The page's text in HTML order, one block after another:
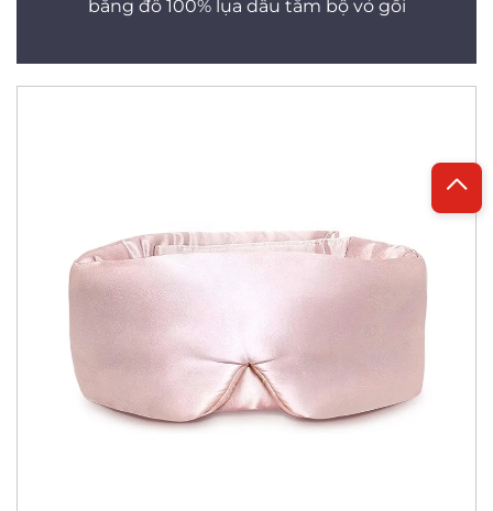
băng đô 100% lụa dâu tằm bộ vỏ gối